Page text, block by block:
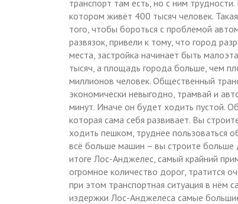
транспорт там есть, но с ним
котором живёт 400 тысяч человек.
того, чтобы бороться с проблемой
развязок, привели к тому, что город
места, застройка начинает быть
тысяч, а площадь города больше, чем
миллионов человек. Общественный
экономически невыгодно, трамвай и
минут. Иначе он будет ходить пустой.
которая сама себя развивает. Вы
ходить пешком, труднее пользоваться
всё больше машин – вы строите больше
итоге Лос-Анджелес, самый крайний
огромное количество дорог, тратится
при этом транспортная ситуация в нём
издержки Лос-Анджелеса самые